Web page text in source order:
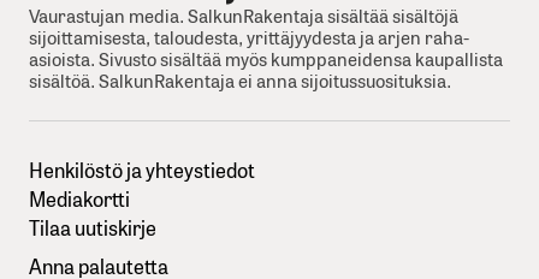
Vaurastujan media. SalkunRakentaja sisältää sisältöjä
sijoittamisesta, taloudesta, yrittäjyydesta ja arjen raha-
asioista. Sivusto sisältää myös kumppaneidensa kaupallista
sisältöä. SalkunRakentaja ei anna sijoitussuosituksia.
Henkilöstö ja yhteystiedot
Mediakortti
Tilaa uutiskirje
Anna palautetta